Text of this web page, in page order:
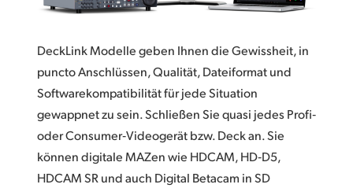
Sweden
Chinese Taipei
Turkey
UAE
United Kingdom
DeckLink Modelle geben Ihnen die Gewissheit, in
puncto Anschlüssen, Qualität, Dateiformat und
Softwarekompatibilität für jede Situation
gewappnet zu sein. Schließen Sie quasi jedes Profi‑
oder Consumer‑Videogerät bzw. Deck an. Sie
können digitale MAZen wie HDCAM, HD‑D5,
HDCAM SR und auch Digital Betacam in SD